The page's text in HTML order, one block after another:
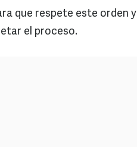
que respete este orden y
el proceso.